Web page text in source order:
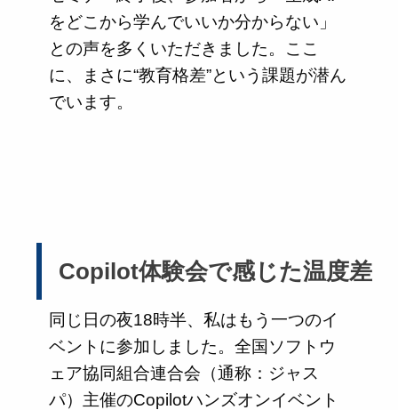
をどこから学んでいいか分からない」
との声を多くいただきました。ここ
に、まさに“教育格差”という課題が潜ん
でいます。
Copilot体験会で感じた温度差
同じ日の夜18時半、私はもう一つのイ
ベントに参加しました。全国ソフトウ
ェア協同組合連合会（通称：ジャス
パ）主催のCopilotハンズオンイベント